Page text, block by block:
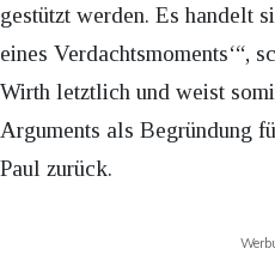
gestützt werden. Es handelt
eines Verdachtsmoments‘“,
Wirth letztlich und weist
Arguments als Begründung
Paul zurück.